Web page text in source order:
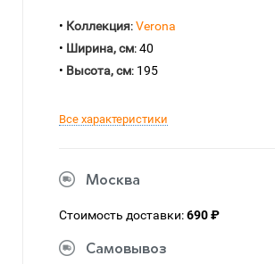
• Коллекция:Verona
• Ширина, см: 40
• Высота, см: 195
Все характеристики
Москва
Стоимость доставки:690 ₽
Самовывоз